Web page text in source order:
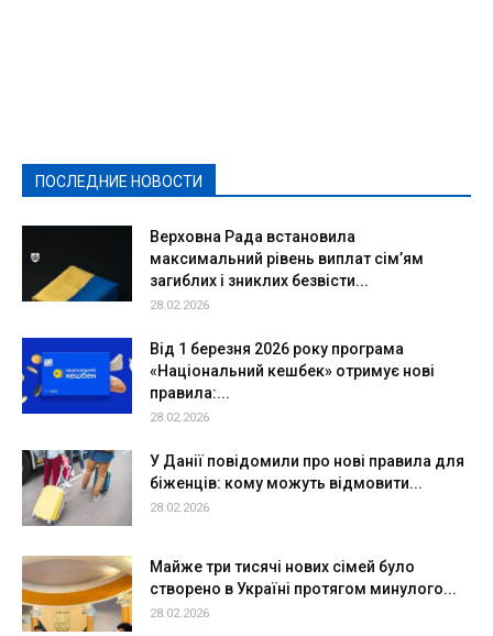
ПОСЛЕДНИЕ НОВОСТИ
Верховна Рада встановила
максимальний рівень виплат сім’ям
загиблих і зниклих безвісти...
28.02.2026
Від 1 березня 2026 року програма
«Національний кешбек» отримує нові
правила:...
28.02.2026
У Данії повідомили про нові правила для
біженців: кому можуть відмовити...
28.02.2026
Майже три тисячі нових сімей було
створено в Україні протягом минулого...
28.02.2026